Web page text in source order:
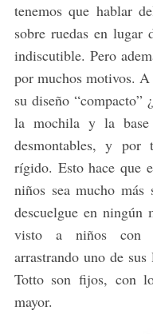
tenemos que hablar
sobre ruedas en lugar
indiscutible. Pero
por muchos motivos. A
su diseño “compacto”
la mochila y la
desmontables, y
rígido. Esto hace que
niños sea mucho
descuelgue en ningún
visto a niños con
arrastrando uno de
Totto son fijos, con
mayor.